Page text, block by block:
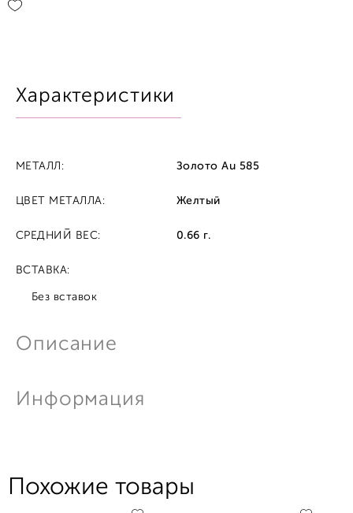
Характеристики
Описание
Информация
МЕТАЛЛ: Золото Au 585
ЦВЕТ МЕТАЛЛА: Желтый
СРЕДНИЙ ВЕС: 0.66 г.
ВСТАВКА:
Без вставок
Похожие товары